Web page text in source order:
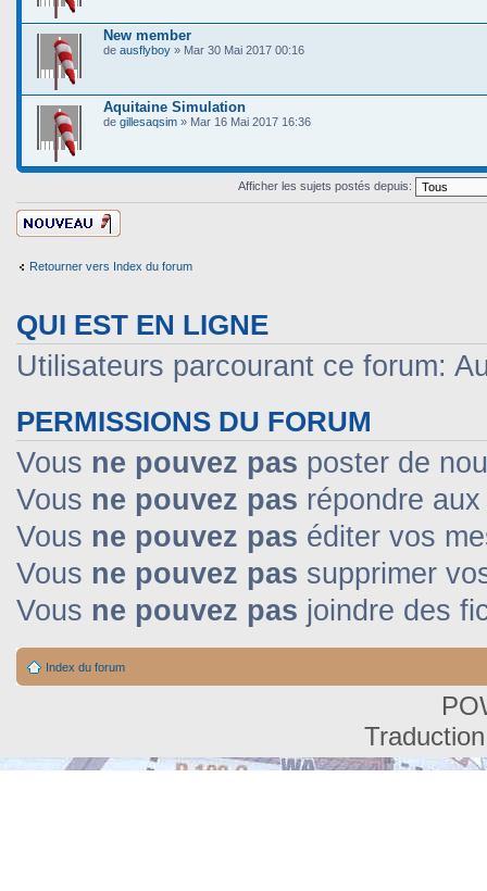
New member
de ausflyboy » Mar 30 Mai 2017 00:16
Aquitaine Simulation
de gillesaqsim » Mar 16 Mai 2017 16:36
Afficher les sujets postés depuis:
Ecrire un nouveau
sujet
Retourner vers Index du forum
QUI EST EN LIGNE
Utilisateurs parcourant ce forum:
PERMISSIONS DU FORUM
Vous ne pouvez pas poster de
Vous ne pouvez pas répondre
Vous ne pouvez pas éditer vos
Vous ne pouvez pas supprimer
Vous ne pouvez pas joindre des
Index du forum